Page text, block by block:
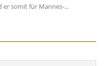
er somit für Mannes-...